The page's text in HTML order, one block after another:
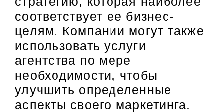
соответствует ее бизнес-
целям. Компании могут также
использовать услуги
агентства по мере
необходимости, чтобы
улучшить определенные
аспекты своего маркетинга.